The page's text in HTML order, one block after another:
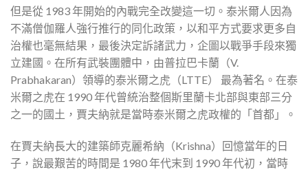
但是從 1983 年開始的內戰完全改變這一切。泰米爾人因為
不滿僧伽羅人強行推行的同化政策，以和平方式要求更多自
治權也毫無結果，最後決定訴諸武力，企圖以戰爭手段來獨
立建國。在所有武裝團體中，由普拉巴卡蘭（V.
Prabhakaran）領導的泰米爾之虎（LTTE） 最為著名。在泰
米爾之虎在 1990 年代曾統治整個斯里蘭卡北部與東部三分
之一的國土，賈夫納就是當時泰米爾之虎政權的「首都」。
在賈夫納長大的建築師克麗希納（Krishna）回憶當年的日
子，說最艱苦的時間是 1980 年代末到 1990 年代初，當時